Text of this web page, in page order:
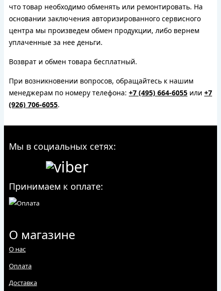
что товар необходимо обменять или ремонтировать. На
основании заключения авторизированного сервисного
центра мы произведем обмен продукции, либо вернем
уплаченные за нее деньги.
Возврат и обмен товара бесплатный.
При возникновении вопросов, обращайтесь к нашим
менеджерам по номеру телефона: +7 (495) 664-6055 или +7
(926) 706-6055.
Мы в социальных сетях:
Принимаем к оплате:
О магазине
О нас
Оплата
Доставка